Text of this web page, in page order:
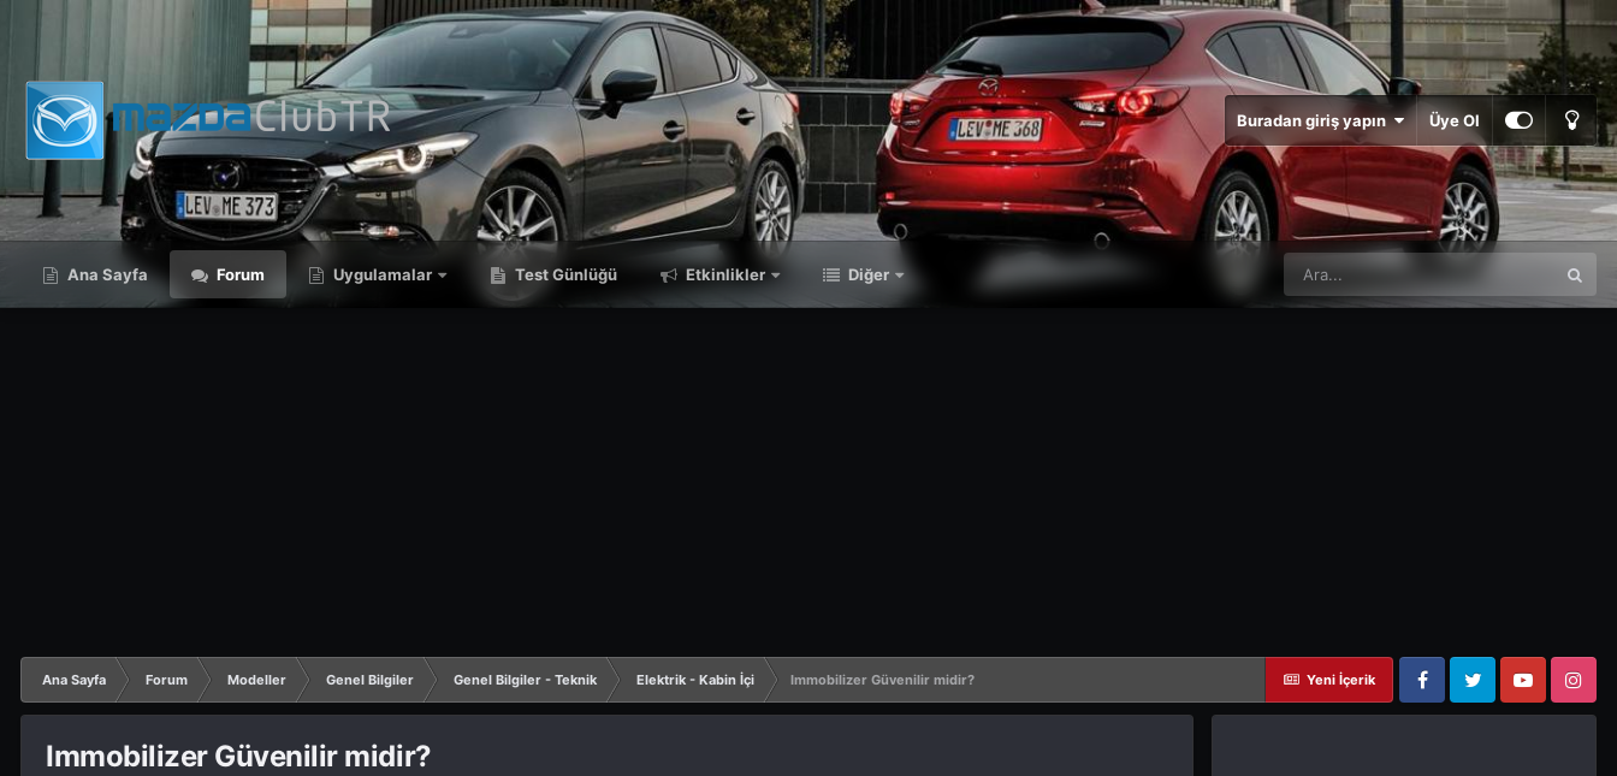
Buradan giriş yapın Üye Ol
Ana Sayfa Forum Uygulamalar Test Günlüğü Etkinlikler Diğer
Yeni İçerik
Ana Sayfa Forum Modeller Genel Bilgiler Genel Bilgiler - Teknik Elektrik - Kabin İçi
Immobilizer Güvenilir midir?
FacebookTwitter YouTube Instagram
Immobilizer Güvenilir midir?